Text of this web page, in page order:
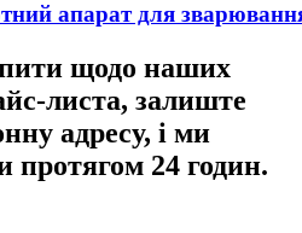
апарат для
щодо наших
листа, залиште
адресу, і ми
протягом 24 годин.